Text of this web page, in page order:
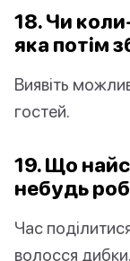
18. Чи
яка потім
Виявіть
гостей.
19. Що
небудь
Час
волосся дибки.